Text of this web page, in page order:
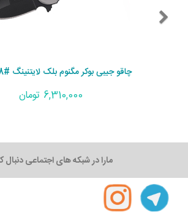
چاقو جیبی بوکر مگنوم بلک لایتنینگ #01SC148
6,310,000 تومان
مارا در شبکه های اجتماعی دنبال